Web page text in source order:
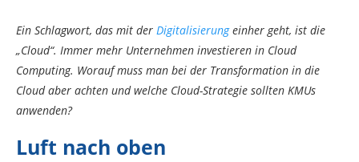
Ein Schlagwort, das mit der Digitalisierungeinher geht, ist die
„Cloud“. Immer mehr Unternehmen investieren in Cloud
Computing. Worauf muss man bei der Transformation in die
Cloud aber achten und welche Cloud-Strategie sollten KMUs
anwenden?
Luft nach oben